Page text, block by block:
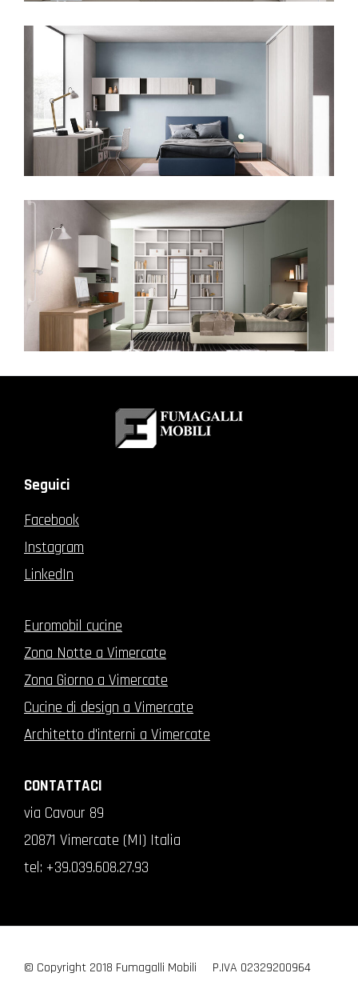
Seguici
Facebook
Instagram
LinkedIn
Euromobil cucine
Zona Notte a Vimercate
Zona Giorno a Vimercate
Cucine di design a Vimercate
Architetto d'interni a Vimercate
CONTATTACI
via Cavour 89
20871 Vimercate (MI) Italia
tel: +39.039.608.27.93
© Copyright 2018 Fumagalli Mobili P.IVA 02329200964